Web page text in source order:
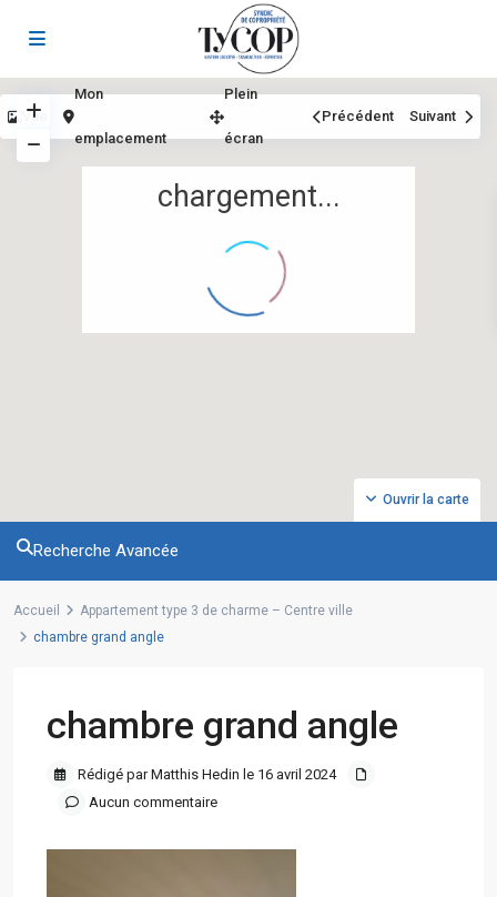
chargement...
Ouvrir la carte
Vue
Mon
emplacement
Plein
écran
Précédent Suivant
Recherche Avancée
Accueil
Appartement type 3 de charme – Centre ville
chambre grand angle
chambre grand angle
Rédigé par Matthis Hedin le 16 avril 2024
Aucun commentaire